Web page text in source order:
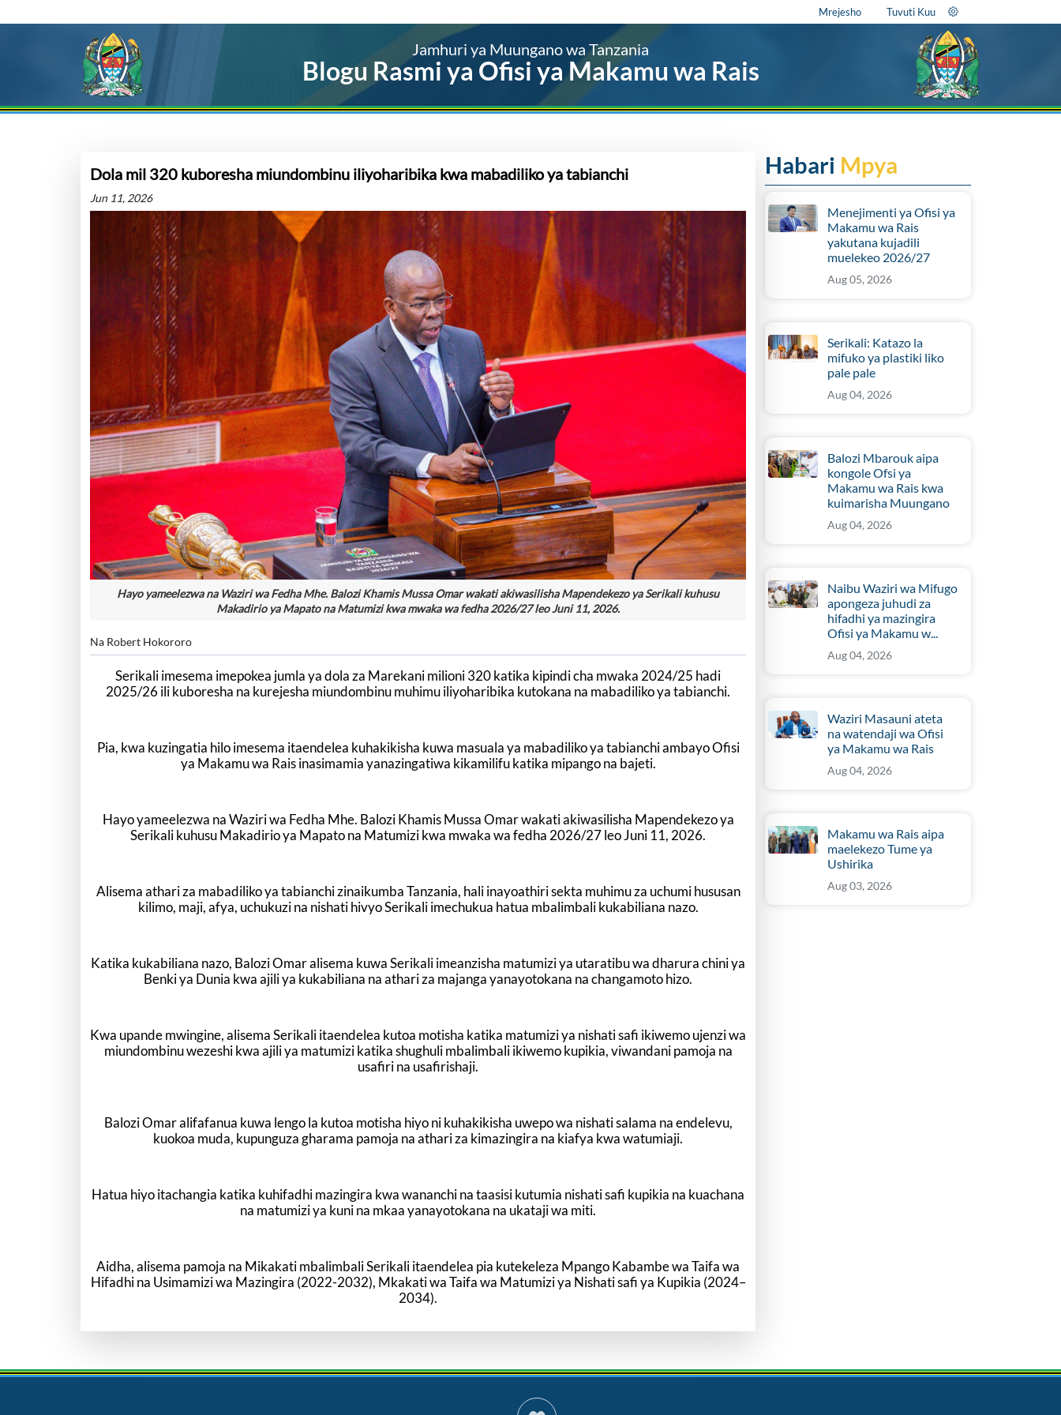
Mrejesho Tuvuti Kuu
Jamhuri ya Muungano wa Tanzania
Blogu Rasmi ya Ofisi ya Makamu wa Rais
Dola mil 320 kuboresha miundombinu iliyoharibika kwa mabadiliko ya tabianchi
Jun 11, 2026
Hayo yameelezwa na Waziri wa Fedha Mhe. Balozi Khamis Mussa Omar wakati akiwasilisha Mapendekezo ya Serikali kuhusu
Makadirio ya Mapato na Matumizi kwa mwaka wa fedha 2026/27 leo Juni 11, 2026.
Na Robert Hokororo
Serikali imesema imepokea jumla ya dola za Marekani milioni 320 katika kipindi cha mwaka 2024/25 hadi
2025/26 ili kuboresha na kurejesha miundombinu muhimu iliyoharibika kutokana na mabadiliko ya tabianchi.
Pia, kwa kuzingatia hilo imesema itaendelea kuhakikisha kuwa masuala ya mabadiliko ya tabianchi ambayo Ofisi
ya Makamu wa Rais inasimamia yanazingatiwa kikamilifu katika mipango na bajeti.
Hayo yameelezwa na Waziri wa Fedha Mhe. Balozi Khamis Mussa Omar wakati akiwasilisha Mapendekezo ya
Serikali kuhusu Makadirio ya Mapato na Matumizi kwa mwaka wa fedha 2026/27 leo Juni 11, 2026.
Alisema athari za mabadiliko ya tabianchi zinaikumba Tanzania, hali inayoathiri sekta muhimu za uchumi hususan
kilimo, maji, afya, uchukuzi na nishati hivyo Serikali imechukua hatua mbalimbali kukabiliana nazo.
Katika kukabiliana nazo, Balozi Omar alisema kuwa Serikali imeanzisha matumizi ya utaratibu wa dharura chini ya
Benki ya Dunia kwa ajili ya kukabiliana na athari za majanga yanayotokana na changamoto hizo.
Kwa upande mwingine, alisema Serikali itaendelea kutoa motisha katika matumizi ya nishati safi ikiwemo ujenzi wa
miundombinu wezeshi kwa ajili ya matumizi katika shughuli mbalimbali ikiwemo kupikia, viwandani pamoja na
usafiri na usafirishaji.
Balozi Omar alifafanua kuwa lengo la kutoa motisha hiyo ni kuhakikisha uwepo wa nishati salama na endelevu,
kuokoa muda, kupunguza gharama pamoja na athari za kimazingira na kiafya kwa watumiaji.
Hatua hiyo itachangia katika kuhifadhi mazingira kwa wananchi na taasisi kutumia nishati safi kupikia na kuachana
na matumizi ya kuni na mkaa yanayotokana na ukataji wa miti.
Aidha, alisema pamoja na Mikakati mbalimbali Serikali itaendelea pia kutekeleza Mpango Kabambe wa Taifa wa
Hifadhi na Usimamizi wa Mazingira (2022-2032), Mkakati wa Taifa wa Matumizi ya Nishati safi ya Kupikia (2024–
2034).
Habari Mpya
Menejimenti ya Ofisi ya
Makamu wa Rais
yakutana kujadili
muelekeo 2026/27
Aug 05, 2026
Serikali: Katazo la
mifuko ya plastiki liko
pale pale
Aug 04, 2026
Balozi Mbarouk aipa
kongole Ofsi ya
Makamu wa Rais kwa
kuimarisha Muungano
Aug 04, 2026
Naibu Waziri wa Mifugo
apongeza juhudi za
hifadhi ya mazingira
Ofisi ya Makamu w...
Aug 04, 2026
Waziri Masauni ateta
na watendaji wa Ofisi
ya Makamu wa Rais
Aug 04, 2026
Makamu wa Rais aipa
maelekezo Tume ya
Ushirika
Aug 03, 2026